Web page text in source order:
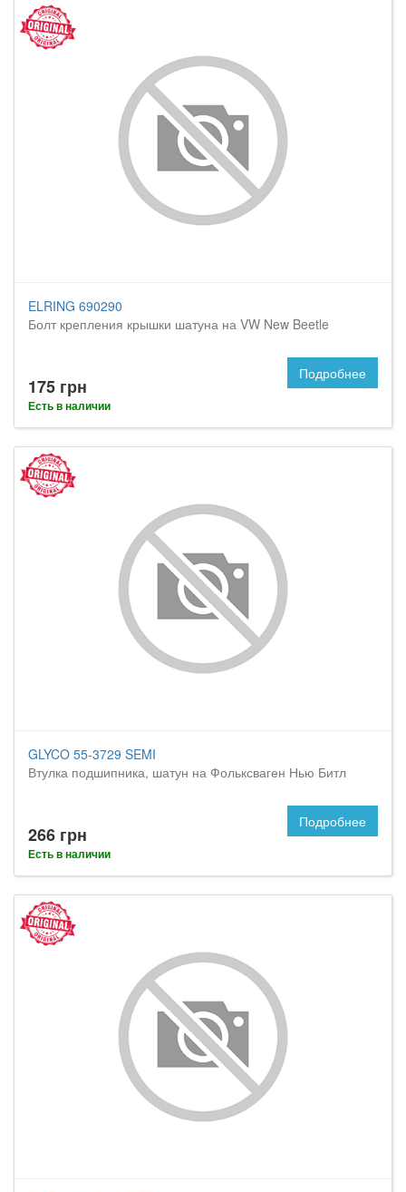
ELRING 690290
Болт крепления крышки шатуна на VW New Beetle
175 грн
Есть в наличии
Подробнее
GLYCO 55-3729 SEMI
Втулка подшипника, шатун на Фольксваген Нью Битл
266 грн
Есть в наличии
Подробнее